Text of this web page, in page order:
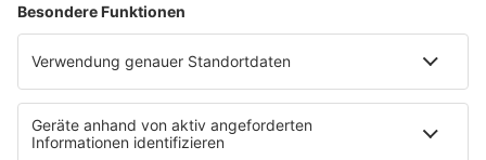
Datenschutz
Datenschutzeinstellungen
Teilnahmebedingungen
RADIO BOB! auf radioplayer.de
Partner